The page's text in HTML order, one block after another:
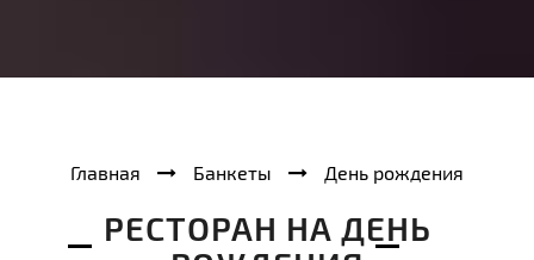
Главная Банкеты День рождения
РЕСТОРАН НА ДЕНЬ